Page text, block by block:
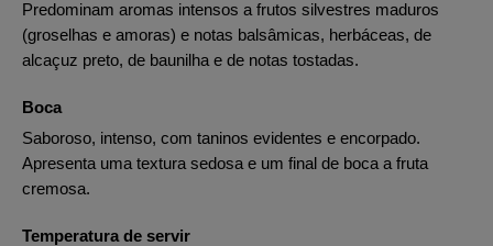
Predominam aromas intensos a frutos silvestres maduros
(groselhas e amoras) e notas balsâmicas, herbáceas, de
alcaçuz preto, de baunilha e de notas tostadas.
Boca
Saboroso, intenso, com taninos evidentes e encorpado.
Apresenta uma textura sedosa e um final de boca a fruta
cremosa.
Temperatura de servir